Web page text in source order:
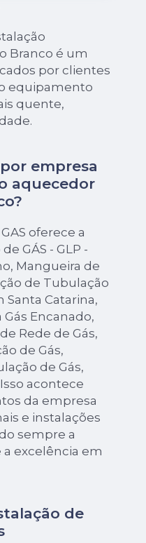
Branco é um
por clientes
equipamento
quente,
empresa
aquecedor
oferece a
GÁS - GLP -
Mangueira de
de Tubulação
Santa Catarina,
Encanado,
Rede de Gás,
de Gás,
de Gás,
acontece
da empresa
e instalações
sempre a
excelência em
de